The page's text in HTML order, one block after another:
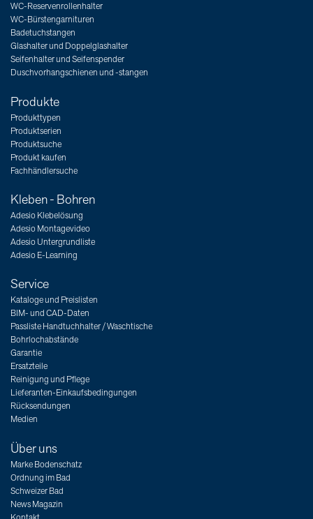
WC-Reservenrollenhalter
WC-Bürstengarnituren
Badetuchstangen
Glashalter und Doppelglashalter
Seifenhalter und Seifenspender
Duschvorhangschienen und -stangen
Produkte
Produkttypen
Produktserien
Produktsuche
Produkt kaufen
Fachhändlersuche
Kleben - Bohren
Adesio Klebelösung
Adesio Montagevideo
Adesio Untergrundliste
Adesio E-Learning
Service
Kataloge und Preislisten
BIM- und CAD-Daten
Passliste Handtuchhalter / Waschtische
Bohrlochabstände
Garantie
Ersatzteile
Reinigung und Pflege
Lieferanten-Einkaufsbedingungen
Rücksendungen
Medien
Über uns
Marke Bodenschatz
Ordnung im Bad
Schweizer Bad
News Magazin